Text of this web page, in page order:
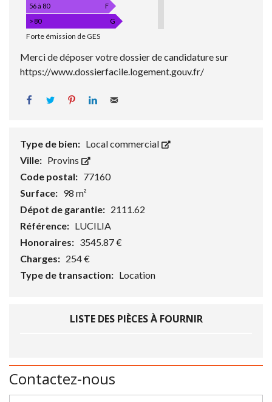
E
N
R
G
E
E
G
A
Z
À
E
D
E
S
E
R
R
E
56 à 80
F
> 80
G
2
/
n
Forte émission de GES
Merci de déposer votre dossier de candidature sur
https://www.dossierfacile.logement.gouv.fr/
FacebookTweet Pin it LinkedIn
Type de bien: Local commercial
Ville: Provins
Code postal: 77160
Surface: 98 m²
Dépot de garantie: 2111.62
Référence: LUCILIA
Honoraires: 3545.87 €
Charges: 254 €
Type de transaction: Location
LISTE DES PIÈCES À FOURNIR
Contactez-nous